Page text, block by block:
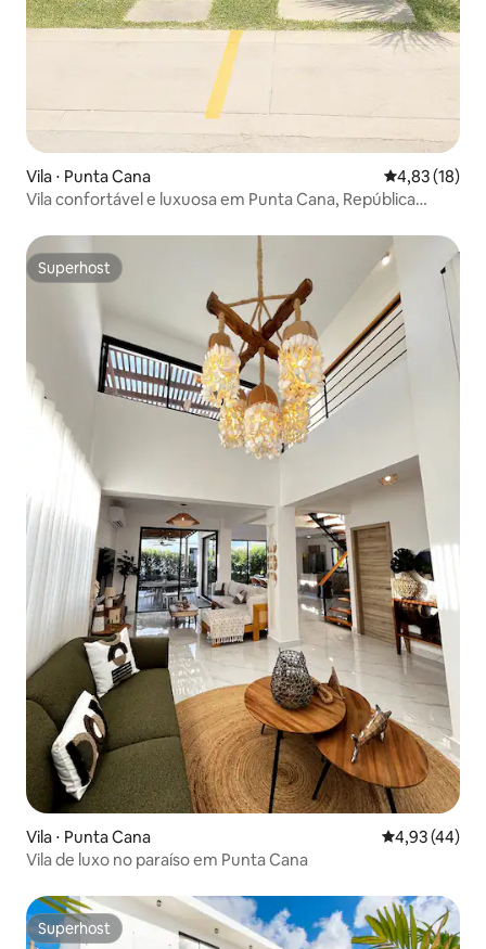
Vila ⋅ Punta Cana 4,83 de uma
4,83 (18)
Vila confortável e luxuosa em Punta Cana, República
Superhost
Superhost
Vila ⋅ Punta Cana 4,93 de uma
4,93 (44)
Vila de luxo no paraíso em Punta Cana
Superhost
Superhost